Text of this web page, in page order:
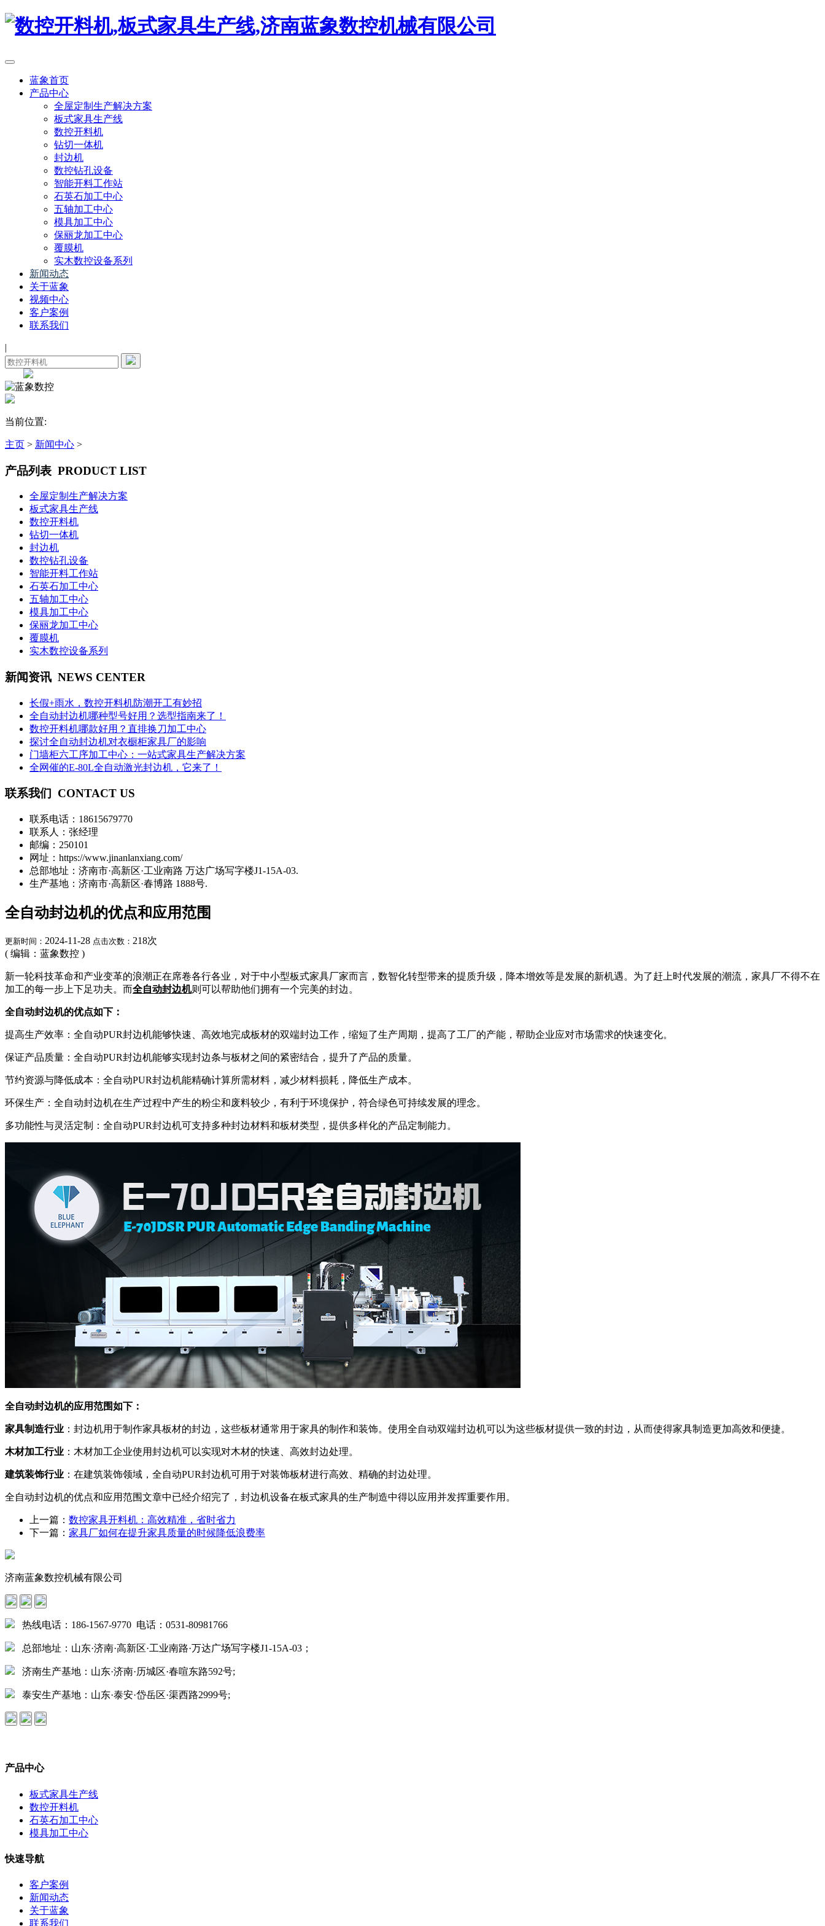
蓝象首页
产品中心
全屋定制生产解决方案
板式家具生产线
数控开料机
钻切一体机
封边机
数控钻孔设备
智能开料工作站
石英石加工中心
五轴加工中心
模具加工中心
保丽龙加工中心
覆膜机
实木数控设备系列
新闻动态
关于蓝象
视频中心
客户案例
联系我们
|
当前位置:
主页 > 新闻中心 >
产品列表 PRODUCT LIST
全屋定制生产解决方案
板式家具生产线
数控开料机
钻切一体机
封边机
数控钻孔设备
智能开料工作站
石英石加工中心
五轴加工中心
模具加工中心
保丽龙加工中心
覆膜机
实木数控设备系列
新闻资讯 NEWS CENTER
长假+雨水，数控开料机防潮开工有妙招
全自动封边机哪种型号好用？选型指南来了！
数控开料机哪款好用？直排换刀加工中心
探讨全自动封边机对衣橱柜家具厂的影响
门墙柜六工序加工中心：一站式家具生产解决方案
全网催的E-80L全自动激光封边机，它来了！
联系我们 CONTACT US
联系电话： 18615679770
联系人：张经理
邮编：250101
网址：https://www.jinanlanxiang.com/
总部地址：济南市·高新区·工业南路 万达广场写字楼J1-15A-03.
生产基地：济南市·高新区·春博路 1888号.
全自动封边机的优点和应用范围
更新时间： 2024-11-28 点击次数： 218次
( 编辑：蓝象数控 )
新一轮科技革命和产业变革的浪潮正在席卷各行各业，对于中小型板式家具厂家而言，数智化转型带来的提质升级，降本增效等是发展的新机遇。为了赶上时代发展的潮流，家具厂不得不在
加工的每一步上下足功夫。而全自动封边机则可以帮助他们拥有一个完美的封边。
全自动封边机的优点如下：
提高生产效率：全自动PUR封边机能够快速、高效地完成板材的双端封边工作，缩短了生产周期，提高了工厂的产能，帮助企业应对市场需求的快速变化。
保证产品质量：全自动PUR封边机能够实现封边条与板材之间的紧密结合，提升了产品的质量。
节约资源与降低成本：全自动PUR封边机能精确计算所需材料，减少材料损耗，降低生产成本。
环保生产：全自动封边机在生产过程中产生的粉尘和废料较少，有利于环境保护，符合绿色可持续发展的理念。
多功能性与灵活定制：全自动PUR封边机可支持多种封边材料和板材类型，提供多样化的产品定制能力。
全自动封边机的应用范围如下：
家具制造行业 ：封边机用于制作家具板材的封边，这些板材通常用于家具的制作和装饰。使用全自动双端封边机可以为这些板材提供一致的封边，从而使得家具制造更加高效和便捷。
木材加工行业 ：木材加工企业使用封边机可以实现对木材的快速、高效封边处理。
建筑装饰行业 ：在建筑装饰领域，全自动PUR封边机可用于对装饰板材进行高效、精确的封边处理。
全自动封边机的优点和应用范围文章中已经介绍完了，封边机设备在板式家具的生产制造中得以应用并发挥重要作用。
上一篇： 数控家具开料机：高效精准，省时省力
下一篇： 家具厂如何在提升家具质量的时候降低浪费率
济南蓝象数控机械有限公司
热线电话：186-1567-9770 电话：0531-80981766
总部地址：山东·济南·高新区·工业南路·万达广场写字楼J1-15A-03；
济南生产基地：山东·济南·历城区·春喧东路592号;
泰安生产基地：山东·泰安·岱岳区·渠西路2999号;
产品中心
板式家具生产线
数控开料机
石英石加工中心
模具加工中心
快速导航
客户案例
新闻动态
关于蓝象
联系我们